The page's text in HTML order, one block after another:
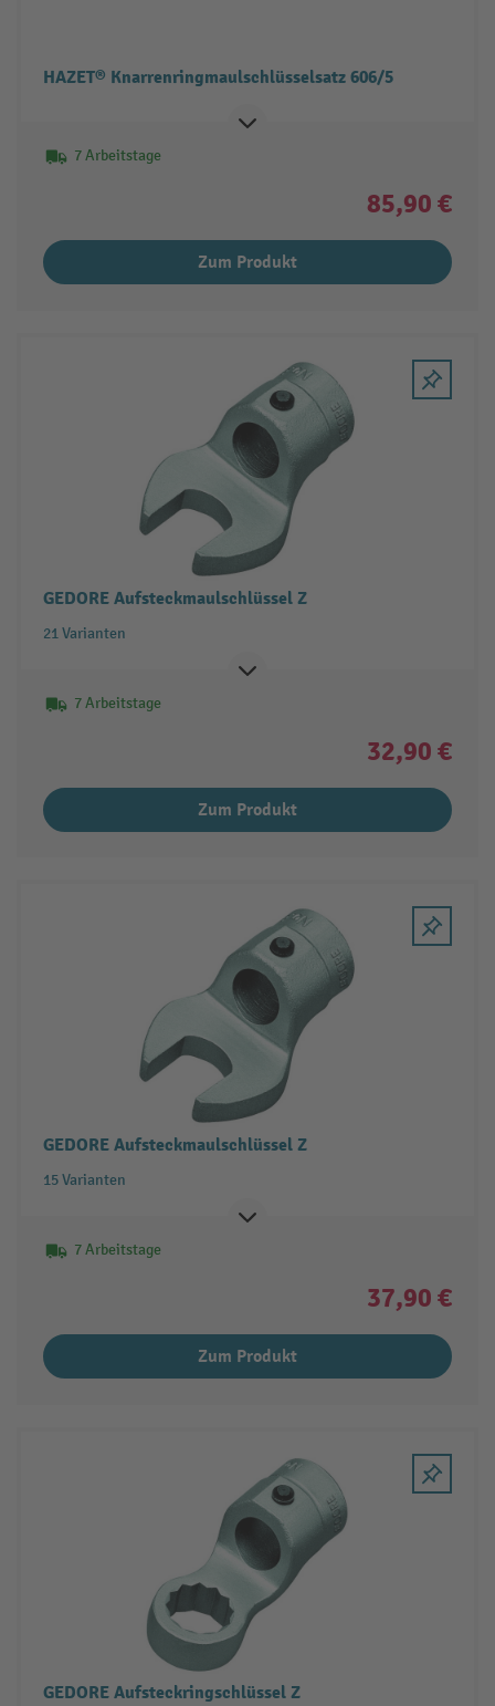
HAZET® Knarrenringmaulschlüsselsatz 606/5
7 Arbeitstage
85,90 €
Zum Produkt
GEDORE Aufsteckmaulschlüssel Z
21 Varianten
7 Arbeitstage
32,90 €
Zum Produkt
GEDORE Aufsteckmaulschlüssel Z
15 Varianten
7 Arbeitstage
37,90 €
Zum Produkt
GEDORE Aufsteckringschlüssel Z